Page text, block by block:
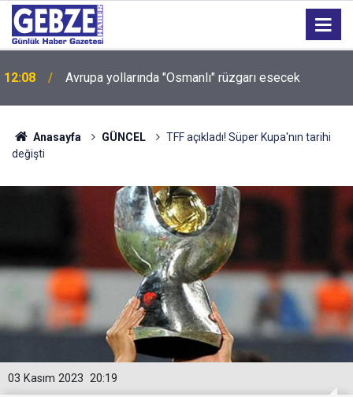
12:08 Avrupa yollarında "Osmanlı" rüzgarı esecek
Anasayfa GÜNCEL
TFF açıkladı! Süper Kupa'nın tarihi
değişti
20:19
03 Kasım 2023